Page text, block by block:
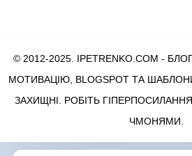
© 2012-2025. IPETRENKO.COM -
МОТИВАЦІЮ, BLOGSPOT ТА
ЗАХИЩНІ. РОБІТЬ
ЧМОНЯМИ.